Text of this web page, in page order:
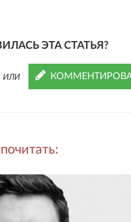
ЭТА СТАТЬЯ?
ИЛИ